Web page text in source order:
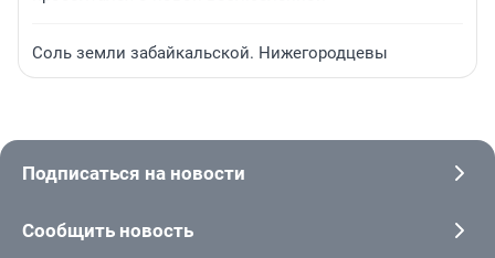
Соль земли забайкальской. Нижегородцевы
Подписаться на новости
Сообщить новость